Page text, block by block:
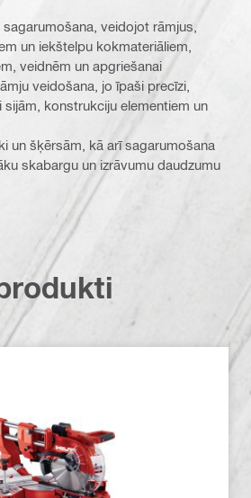
veidojot rāmjus,
un iekštelpu kokmateriāliem,
veidnēm un apgriešanai
veidošana, jo īpaši precīzi,
sijām, konstrukciju elementiem un
un šķērsām, kā arī sagarumošana
skabargu un izrāvumu daudzumu